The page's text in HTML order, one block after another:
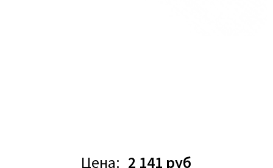
Цена: 2 141 руб